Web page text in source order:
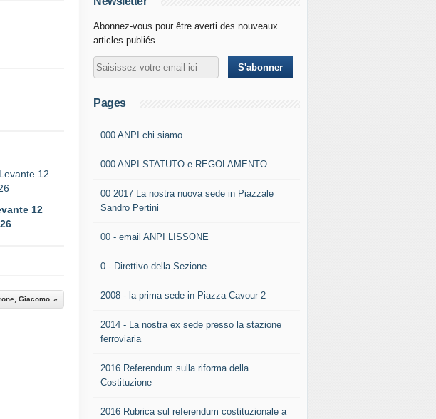
12
Giacomo
Abonnez-vous pour être averti des nouveaux
articles publiés.
Pages
000 ANPI chi siamo
000 ANPI STATUTO e REGOLAMENTO
00 2017 La nostra nuova sede in Piazzale
Sandro Pertini
00 - email ANPI LISSONE
0 - Direttivo della Sezione
2008 - la prima sede in Piazza Cavour 2
2014 - La nostra ex sede presso la stazione
ferroviaria
2016 Referendum sulla riforma della
Costituzione
2016 Rubrica sul referendum costituzionale a